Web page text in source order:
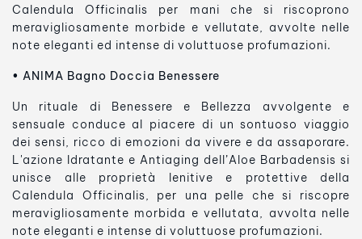
Calendula Officinalis per mani che si riscoprono
meravigliosamente morbide e vellutate, avvolte nelle
note eleganti ed intense di voluttuose profumazioni.
• ANIMA Bagno Doccia Benessere
Un rituale di Benessere e Bellezza avvolgente e
sensuale conduce al piacere di un sontuoso viaggio
dei sensi, ricco di emozioni da vivere e da assaporare.
L'azione Idratante e Antiaging dell’Aloe Barbadensis si
unisce alle proprietà lenitive e protettive della
Calendula Officinalis, per una pelle che si riscopre
meravigliosamente morbida e vellutata, avvolta nelle
note eleganti e intense di voluttuose profumazioni.